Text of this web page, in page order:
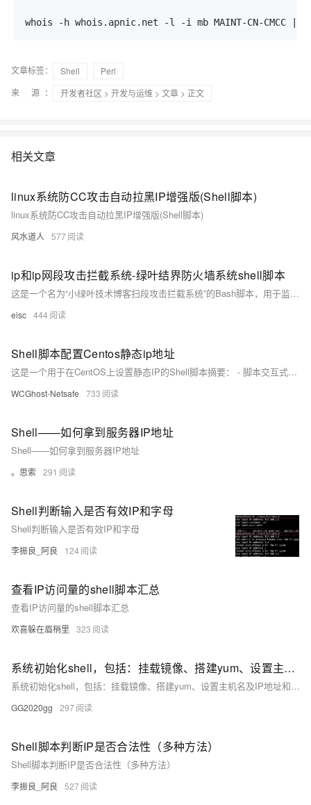
whois -h whois.apnic.net -l -i mb MAINT-CN-
文章标签： Shell
Perl
来 源：
开发者社区 > 开发与运维 > 文章 > 正文
相关文章
linux系统防CC攻击自动拉黑IP增强版(Shell脚本)
linux系统防CC攻击自动拉黑IP增强版(Shell脚本)
风水道人 577
ip和ip网段攻击拦截系统-绿叶结界防火墙系统shell脚本
这是一个名为“小绿叶技术博客扫段攻击拦截系统”的Bash脚本，用于监控和拦截TCP攻击。通过抓取网络数据包监控可疑IP，并利用iptables和firewalld防火墙规则对这些IP进行拦截。同时，该系统能够查询数据库中的白名单，确保合法IP不受影响。此外，它还具备日志记录功能，以便于后续分析和审计。
eisc 444
Shell脚本配置Centos静态ip地址
这是一个用于在CentOS上设置静态IP的Shell脚本摘要： - 脚本交互式获取用户输入的IP地址、子网掩码、网关和DNS。 - 使用`sed`命令动态更新`/etc/sysconfig/network-scripts/ifcfg-ENS33`配置文件。 - 修改`BOOTPROTO`为`static`，并设置IP、NETMASK、GATEWAY和DNS1字段。 - 用`systemctl restart network`重启网络服务。 - 提示用户新配置的静态IP信息。
WCGhost-Netsafe 733
Shell——如何拿到服务器IP地址
Shell——如何拿到服务器IP地址
。思索 291
Shell判断输入是否有效IP和字母
Shell判断输入是否有效IP和字母
李振良_阿良 124
查看IP访问量的shell脚本汇总
查看IP访问量的shell脚本汇总
欢喜躲在眉梢里 323
系统初始化shell，包括：挂载镜像、搭建yum、设置主机名及IP地址和主机名映射、配置动态IP、关闭防火墙和selinux
系统初始化shell，包括：挂载镜像、搭建yum、设置主机名及IP地址和主机名映射、配置动态IP、关闭防火墙和selinux
GG2020gg 297
Shell脚本判断IP是否合法性（多种方法）
Shell脚本判断IP是否合法性（多种方法）
李振良_阿良 527